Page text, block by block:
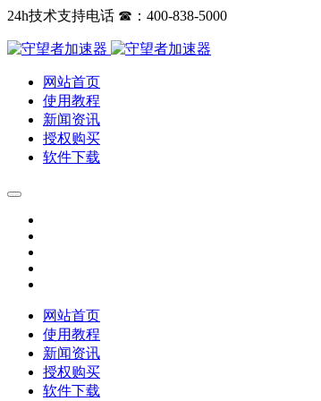
24h技术支持电话 ☎：400-838-5000
网站首页
使用教程
新闻资讯
授权购买
软件下载
网站首页
使用教程
新闻资讯
授权购买
软件下载